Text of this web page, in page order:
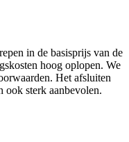
in de basisprijs van de
hoog oplopen. We
Het afsluiten
ook sterk aanbevolen.